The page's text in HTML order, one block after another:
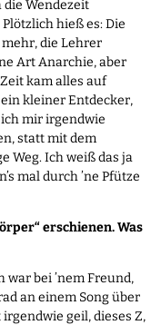
die Wendezeit
hieß es: Die
die Lehrer
Art Anarchie, aber
kam alles auf
ein kleiner Entdecker,
mir irgendwie
statt mit dem
Weg. Ich weiß das ja
mal durch ’ne Pfütze
erschienen. Was
bei ’nem Freund,
an einem Song über
geil, dieses Z,